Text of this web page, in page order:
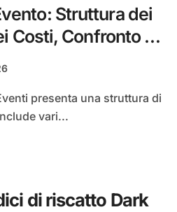
Struttura dei
Costi, Confronto del
vari...
di riscatto Dark